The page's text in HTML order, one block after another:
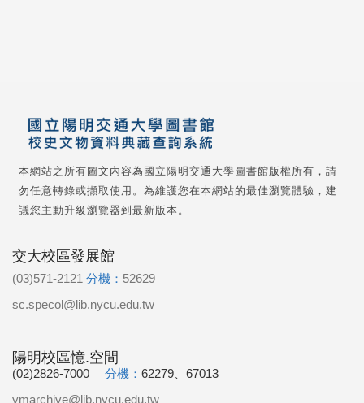
本網站之所有圖文內容為國立陽明交通大學圖書館版權所有，請
勿任意轉錄或擷取使用。為維護您在本網站的最佳瀏覽體驗，建
議您主動升級瀏覽器到最新版本。
交大校區發展館
(03)571-2121 分機： 52629
sc.specol@lib.nycu.edu.tw
陽明校區憶.空間
(02)2826-7000 分機： 62279、67013
ymarchive@lib.nycu.edu.tw